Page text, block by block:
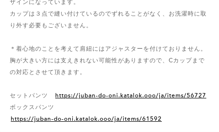
ザインになっています。
カップは３点で縫い付けているのでずれることがなく、お洗濯時に取
り外す必要もございません。
＊着心地のことを考えて肩紐にはアジャスターを付けておりません。
胸が大きい方には支えきれない可能性がありますので、Cカップまで
の対応とさせて頂きます。
セットパンツ
https://juban-do-oni.katalok.ooo/ja/items/56727
ボックスパンツ
https://juban-do-oni.katalok.ooo/ja/items/61592